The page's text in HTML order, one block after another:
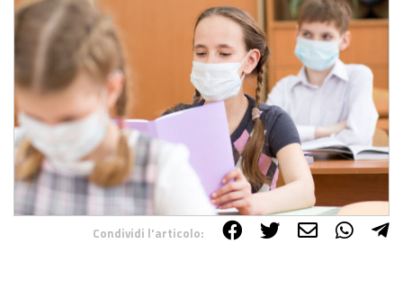
Condividi l'articolo: